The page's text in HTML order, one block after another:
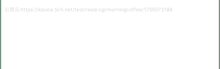
引用元:https://kizuna.5ch.net/test/read.cgi/morningcoffee/1705072188